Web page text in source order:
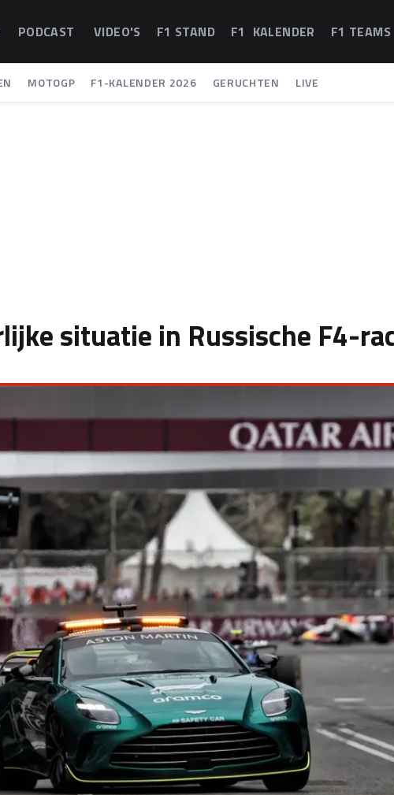
PODCAST VIDEO'S F1 STAND F1 KALENDER F1 TEAMS
MOTOGP F1-KALENDER 2026 GERUCHTEN LIVE
situatie in Russische F4-